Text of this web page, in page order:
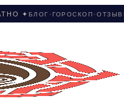
✦ БЛОГ ·ГОРОСКОП ·